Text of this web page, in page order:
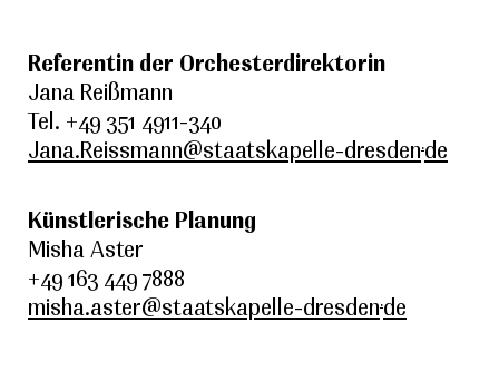
Referentin der Orchesterdirektorin
Jana Reißmann
Tel. +49 351 4911-340
Jana.Reissmann@staatskapelle-dresden.de
Künstlerische Planung
Misha Aster
+49 163 449 7888
misha.aster@staatskapelle-dresden.de